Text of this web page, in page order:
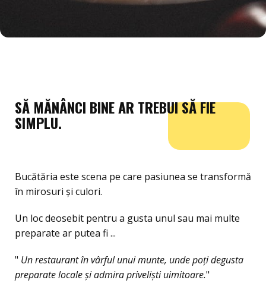
SĂ MĂNÂNCI BINE AR TREBUI SĂ FIE
SIMPLU.
Bucătăria este scena pe care pasiunea se transformă
în mirosuri și culori.
Un loc deosebit pentru a gusta unul sau mai multe
preparate ar putea fi ...
" Un restaurant în vârful unui munte, unde poți degusta
preparate locale și admira priveliști uimitoare."